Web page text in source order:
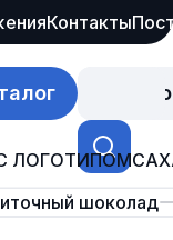
Контакты
ЛОГОТИПОМ
шоколад